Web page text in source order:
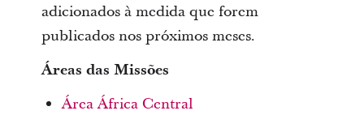
adicionados à medida que forem
publicados nos próximos meses.
Áreas das Missões
Área África Central